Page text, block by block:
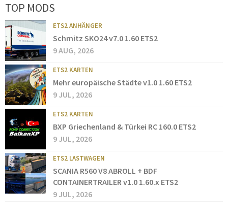
TOP MODS
ETS2 ANHÄNGER
Schmitz SKO24 v7.0 1.60 ETS2
9 AUG, 2026
ETS2 KARTEN
Mehr europäische Städte v1.0 1.60 ETS2
9 JUL, 2026
ETS2 KARTEN
BXP Griechenland & Türkei RC 160.0 ETS2
9 JUL, 2026
ETS2 LASTWAGEN
SCANIA R560 V8 ABROLL + BDF
CONTAINERTRAILER v1.0 1.60.x ETS2
9 JUL, 2026